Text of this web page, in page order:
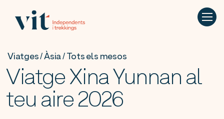
Viatges / Àsia / Tots els mesos
Viatge Xina Yunnan al
teu aire 2026